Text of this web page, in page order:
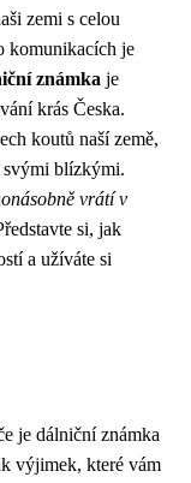
zemi s celou
komunikacích je
známka je
krás Česka.
koutů naší země,
svými blízkými.
vrátí v
si, jak
a užíváte si
je dálniční známka
výjimek, které vám